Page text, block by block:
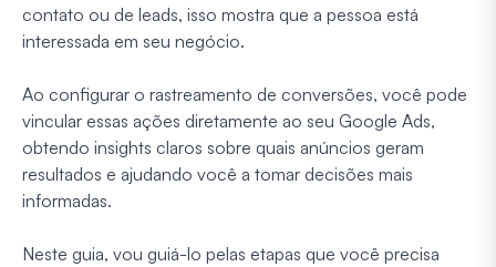
contato ou de leads, isso mostra que a pessoa está
interessada em seu negócio.
Ao configurar o rastreamento de conversões, você pode
vincular essas ações diretamente ao seu Google Ads,
obtendo insights claros sobre quais anúncios geram
resultados e ajudando você a tomar decisões mais
informadas.
Neste guia, vou guiá-lo pelas etapas que você precisa